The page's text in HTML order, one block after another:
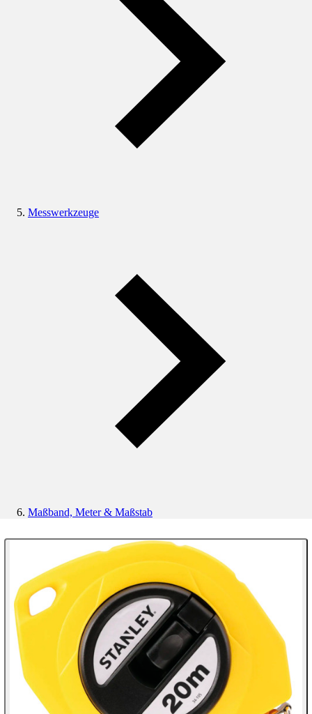
Messwerkzeuge
Maßband, Meter & Maßstab